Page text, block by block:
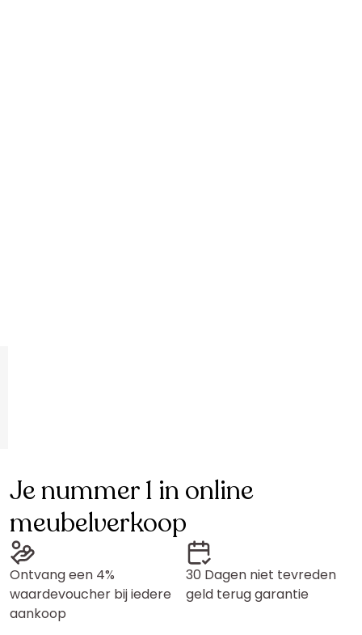
Je nummer 1 in online
meubelverkoop
Ontvang een 4%
waardevoucher bij iedere
aankoop
30 Dagen niet tevreden
geld terug garantie